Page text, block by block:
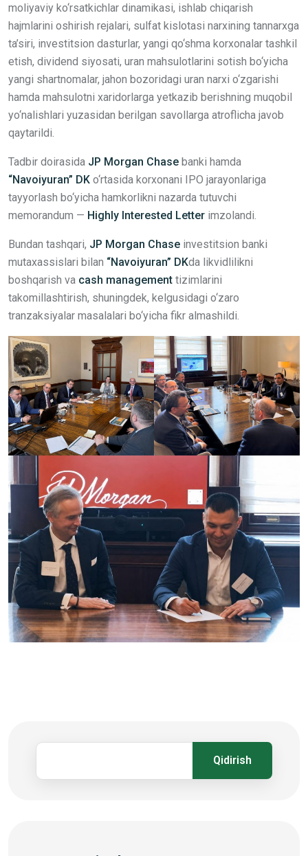
moliyaviy ko‘rsatkichlar dinamikasi, ishlab chiqarish
hajmlarini oshirish rejalari, sulfat kislotasi narxining tannarxga
ta’siri, investitsion dasturlar, yangi qo‘shma korxonalar tashkil
etish, dividend siyosati, uran mahsulotlarini sotish bo‘yicha
yangi shartnomalar, jahon bozoridagi uran narxi o‘zgarishi
hamda mahsulotni xaridorlarga yetkazib berishning muqobil
yo‘nalishlari yuzasidan berilgan savollarga atroflicha javob
qaytarildi.
Tadbir doirasida JP Morgan Chase banki hamda
“Navoiyuran” DK o‘rtasida korxonani IPO jarayonlariga
tayyorlash bo‘yicha hamkorlikni nazarda tutuvchi
memorandum — Highly Interested Letter imzolandi.
Bundan tashqari, JP Morgan Chase investitsion banki
mutaxassislari bilan “Navoiyuran” DKda likvidlilikni
boshqarish va cash management tizimlarini
takomillashtirish, shuningdek, kelgusidagi o‘zaro
tranzaksiyalar masalalari bo‘yicha fikr almashildi.
Qidirish